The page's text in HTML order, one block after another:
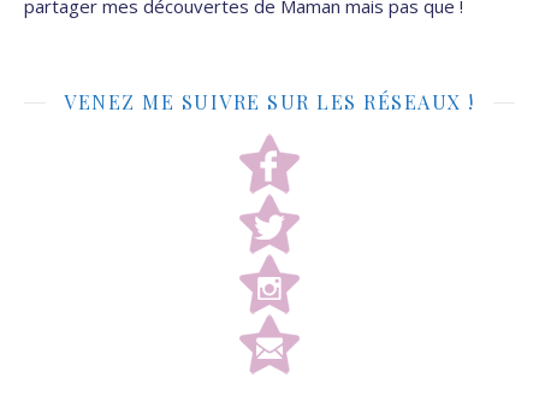
partager mes découvertes de Maman mais pas que !
VENEZ ME SUIVRE SUR LES RÉSEAUX !